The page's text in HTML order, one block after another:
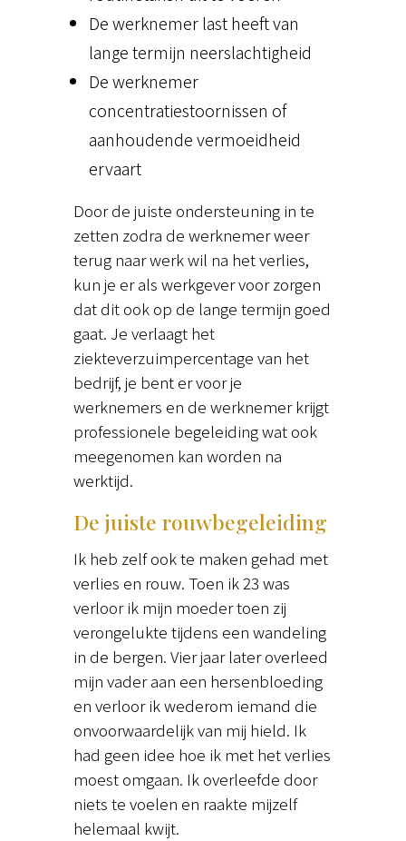
De werknemer last heeft van
lange termijn neerslachtigheid
De werknemer
concentratiestoornissen of
aanhoudende vermoeidheid
ervaart
Door de juiste ondersteuning in te
zetten zodra de werknemer weer
terug naar werk wil na het verlies,
kun je er als werkgever voor zorgen
dat dit ook op de lange termijn goed
gaat. Je verlaagt het
ziekteverzuimpercentage van het
bedrijf, je bent er voor je
werknemers en de werknemer krijgt
professionele begeleiding wat ook
meegenomen kan worden na
werktijd.
De juiste rouwbegeleiding
Ik heb zelf ook te maken gehad met
verlies en rouw. Toen ik 23 was
verloor ik mijn moeder toen zij
verongelukte tijdens een wandeling
in de bergen. Vier jaar later overleed
mijn vader aan een hersenbloeding
en verloor ik wederom iemand die
onvoorwaardelijk van mij hield. Ik
had geen idee hoe ik met het verlies
moest omgaan. Ik overleefde door
niets te voelen en raakte mijzelf
helemaal kwijt.